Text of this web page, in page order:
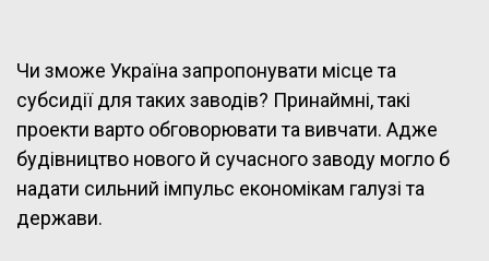
Чи зможе Україна запропонувати місце та
субсидії для таких заводів? Принаймні, такі
проекти варто обговорювати та вивчати. Адже
будівництво нового й сучасного заводу могло б
надати сильний імпульс економікам галузі та
держави.